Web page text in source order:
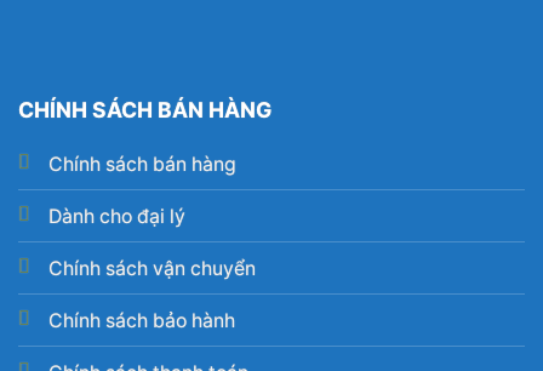
CHÍNH SÁCH BÁN HÀNG
Chính sách bán hàng
Dành cho đại lý
Chính sách vận chuyển
Chính sách bảo hành